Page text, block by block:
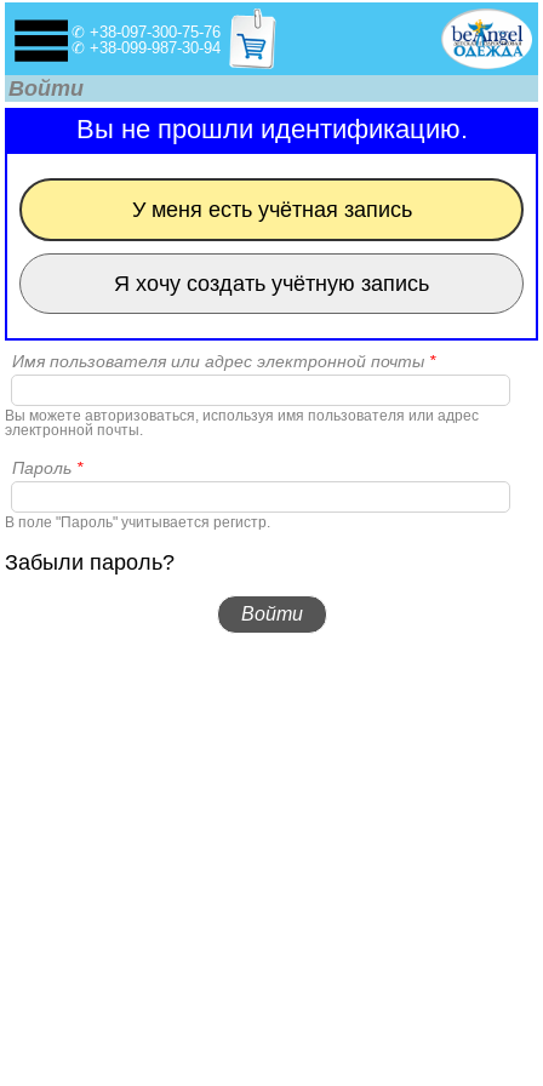
✆ +38-097-300-75-76
✆ +38-099-987-30-94
Войти
Вы не прошли идентификацию.
У меня есть учётная запись
Я хочу создать учётную запись
Имя пользователя или адрес электронной почты *
Вы можете авторизоваться, используя имя пользователя или адрес
электронной почты.
Пароль *
В поле "Пароль" учитывается регистр.
Забыли пароль?